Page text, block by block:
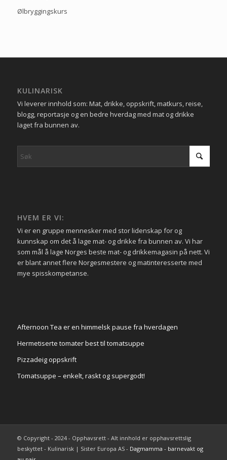
Ølbryggingskurs
KULINARISK
Vi leverer innhold som: Mat, drikke, oppskrift, matkurs, reise,
blogg, reportasje og en bedre hverdag med mat og drikke
laget fra bunnen av.
HVEM ER VI:
Vi er en gruppe mennesker med stor lidenskap for og
kunnskap om det å lage mat- og drikke fra bunnen av. Vi har
som mål å lage Norges beste mat- og drikkemagasin på nett. Vi
er blant annet flere Norgesmestere og matinteresserte med
mye spisskompetanse.
Afternoon Tea er en himmelsk pause fra hverdagen
Hermetiserte tomater best til tomatsuppe
Pizzadeig oppskrift
Tomatsuppe – enkelt, raskt og supergodt!
© Copyright - 2024 - Opphavsrett - Alt innhold er opphavsrettslig
beskyttet - Kulinarisk | Sister Europa AS - Dagmamma - barnevakt og